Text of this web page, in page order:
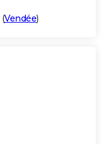
(Vendée)